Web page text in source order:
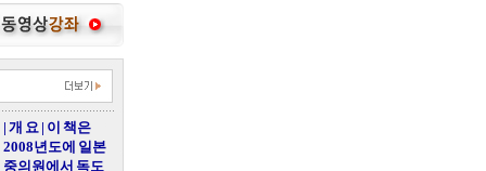
| 개 요 | 이 책은
2008년도에 일본
중의원에서 독도